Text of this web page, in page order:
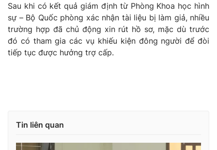
Sau khi có kết quả giám định từ Phòng Khoa học hình
sự – Bộ Quốc phòng xác nhận tài liệu bị làm giả, nhiều
trường hợp đã chủ động xin rút hồ sơ, mặc dù trước
đó có tham gia các vụ khiếu kiện đông người để đòi
tiếp tục được hưởng trợ cấp.
Tin liên quan